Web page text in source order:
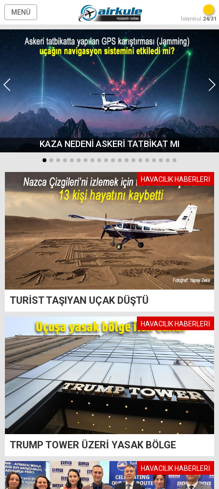
MENÜ
İstanbul 24/31
KAZA NEDENİ ASKERİ TATBİKAT MI
HAVACILIK HABERLERİ
TURİST TAŞIYAN UÇAK DÜŞTÜ
HAVACILIK HABERLERİ
TRUMP TOWER ÜZERİ YASAK BÖLGE
HAVACILIK HABERLERİ